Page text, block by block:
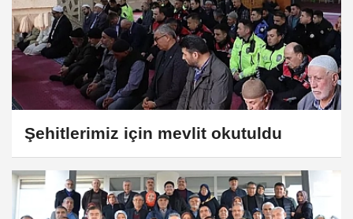
Şehitlerimiz için mevlit okutuldu